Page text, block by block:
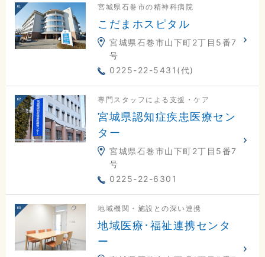
宮城県石巻市の精神科病院
こだまホスピタル
宮城県石巻市山下町2丁目5番7
号
0225-22-5431(代)
専門スタッフによる支援・ケア
宮城県認知症疾患医療セン
ター
宮城県石巻市山下町2丁目5番7
号
0225-22-6301
地域機関・施設との深い連携
地域医療･福祉連携センタ
ー